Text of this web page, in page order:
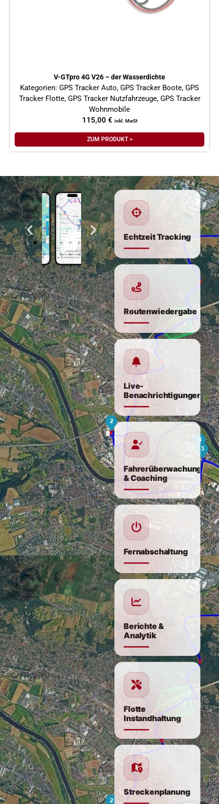
V-GTpro 4G V26 – der Wasserdichte
Kategorien: GPS Tracker Auto, GPS Tracker Boote, GPS
Tracker Flotte, GPS Tracker Nutzfahrzeuge, GPS Tracker
Wohnmobile
115,00 € inkl. MwSt
ZUM PRODUKT >
Echtzeit Tracking
Routenwiedergabe
Live-
Benachrichtigungen
Fahrerüberwachung
& Coaching
Fernabschaltung
Berichte &
Analytik
Flotte
Instandhaltung
Streckenplanung